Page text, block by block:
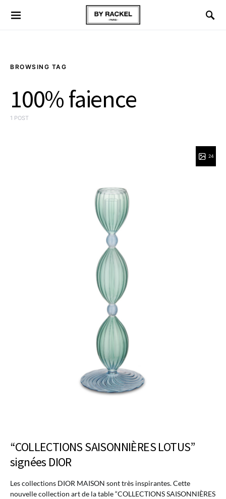
BROWSING TAG
100% faience
1 POST
24
“COLLECTIONS SAISONNIÈRES LOTUS”
signées DIOR
Les collections DIOR MAISON sont très inspirantes. Cette
nouvelle collection art de la table “COLLECTIONS SAISONNIÈRES